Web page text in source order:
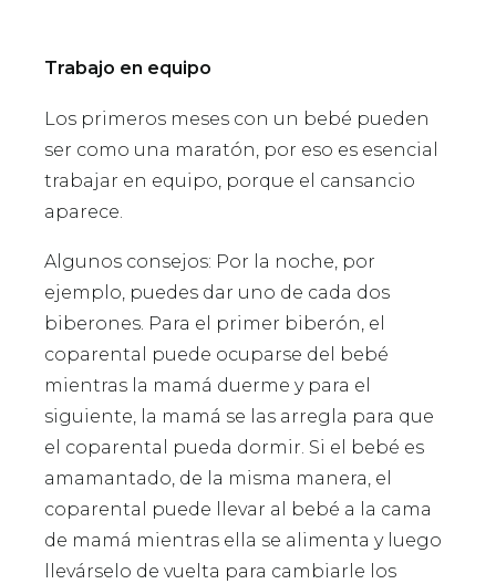
Trabajo en equipo
Los primeros meses con un bebé pueden
ser como una maratón, por eso es esencial
trabajar en equipo, porque el cansancio
aparece.
Algunos consejos: Por la noche, por
ejemplo, puedes dar uno de cada dos
biberones. Para el primer biberón, el
coparental puede ocuparse del bebé
mientras la mamá duerme y para el
siguiente, la mamá se las arregla para que
el coparental pueda dormir. Si el bebé es
amamantado, de la misma manera, el
coparental puede llevar al bebé a la cama
de mamá mientras ella se alimenta y luego
llevárselo de vuelta para cambiarle los